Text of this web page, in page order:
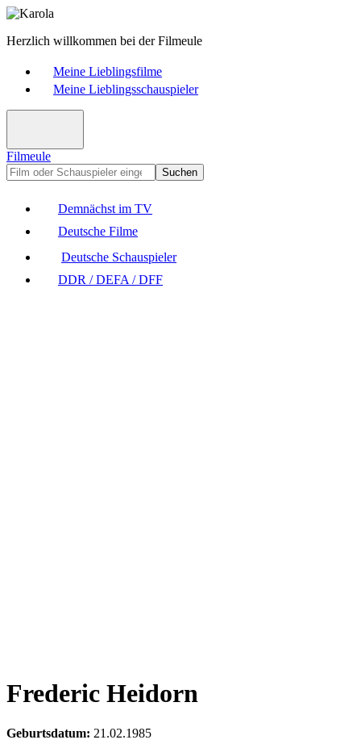
Herzlich willkommen bei der Filmeule
Meine Lieblingsfilme
Meine Lieblingsschauspieler
Filmeule
Suchen
Demnächst im TV
Deutsche Filme
Deutsche Schauspieler
DDR / DEFA / DFF
Frederic Heidorn
Geburtsdatum: 21.02.1985